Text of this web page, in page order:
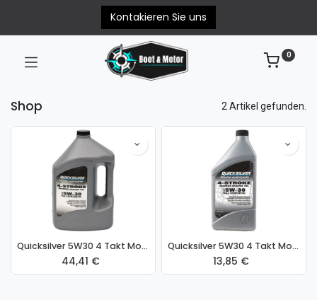
Kontakieren Sie uns
0
Shop 2 Artikel gefunden.
Quicksilver 5W30 4 Takt Motorenöl vollsynthetisches 4 Liter 8M0180931
44,41 €
Quicksilver 5W30 4 Takt Motorenöl vollsynthetisches 1 Liter 8M0180930
13,85 €